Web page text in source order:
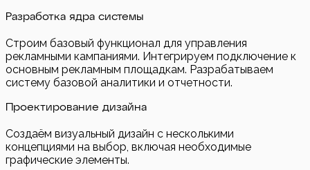
Разработка ядра системы
Строим базовый функционал для управления
рекламными кампаниями. Интегрируем подключение к
основным рекламным площадкам. Разрабатываем
систему базовой аналитики и отчетности.
Проектирование дизайна
Создаём визуальный дизайн с несколькими
концепциями на выбор, включая необходимые
графические элементы.